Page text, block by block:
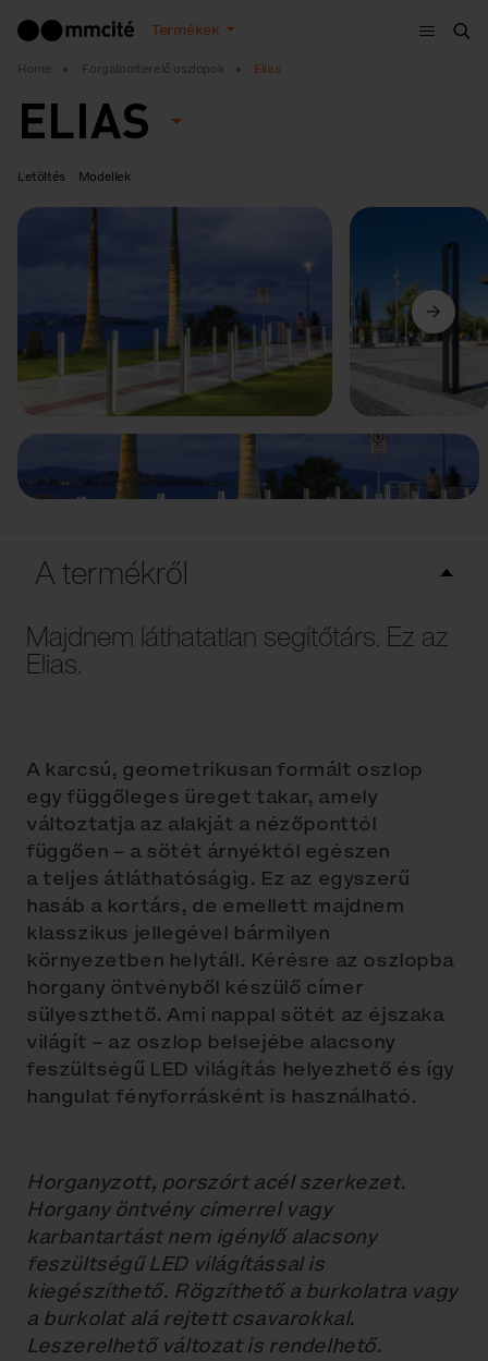
Termékek
Menü
Home Forgalomterelő oszlopok Elias
ELIAS
Letöltés Modellek
Előző
A termékről
Majdnem láthatatlan segítőtárs. Ez az
Elias.
A karcsú, geometrikusan formált oszlop
egy függőleges üreget takar, amely
változtatja az alakját a nézőponttól
függően – a sötét árnyéktól egészen
a teljes átláthatóságig. Ez az egyszerű
hasáb a kortárs, de emellett majdnem
klasszikus jellegével bármilyen
környezetben helytáll. Kérésre az oszlopba
horgany öntvényből készülő címer
sülyeszthető. Ami nappal sötét az éjszaka
világít – az oszlop belsejébe alacsony
feszültségű LED világítás helyezhető és így
hangulat fényforrásként is használható.
Horganyzott, porszórt acél szerkezet.
Horgany öntvény címerrel vagy
karbantartást nem igénylő alacsony
feszültségű LED világítással is
kiegészíthető. Rögzíthető a burkolatra vagy
a burkolat alá rejtett csavarokkal.
Leszerelhető változat is rendelhető.